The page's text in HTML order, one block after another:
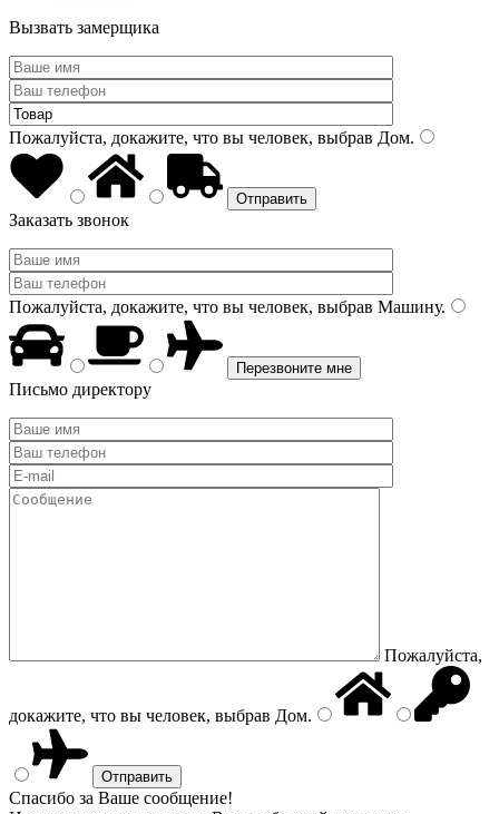
Вызвать замерщика
Пожалуйста, докажите, что вы человек, выбрав Дом.
Заказать звонок
Пожалуйста, докажите, что вы человек, выбрав Машину.
Письмо директору
Пожалуйста,
докажите, что вы человек, выбрав Дом.
Спасибо за Ваше сообщение!